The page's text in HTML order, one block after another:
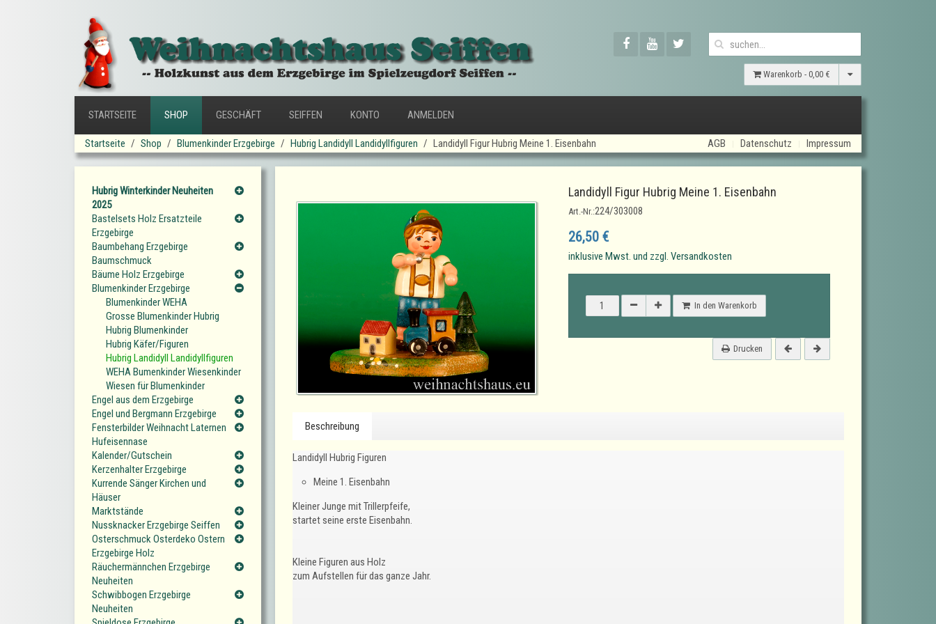
Warenkorb - 0,00 €
STARTSEITE SHOP GESCHÄFT SEIFFEN KONTO ANMELDEN
Startseite Shop Blumenkinder Erzgebirge Hubrig Landidyll Landidyllfiguren Landidyll Figur Hubrig Meine 1. Eisenbahn AGB Datenschutz Impressum
Landidyll Figur Hubrig Meine 1. Eisenbahn
Art.-Nr.:224/303008
26,50 €
inklusive Mwst. und zzgl. Versandkosten
In den Warenkorb
Drucken
Beschreibung
Landidyll Hubrig Figuren
Meine 1. Eisenbahn
Kleiner Junge mit Trillerpfeife,
startet seine erste Eisenbahn.
Kleine Figuren aus Holz
zum Aufstellen für das ganze Jahr.
Hubrig Winterkinder Neuheiten
2025
Bastelsets Holz Ersatzteile
Erzgebirge
Baumbehang Erzgebirge
Baumschmuck
Bäume Holz Erzgebirge
Blumenkinder Erzgebirge
Blumenkinder WEHA
Grosse Blumenkinder Hubrig
Hubrig Blumenkinder
Hubrig Käfer/Figuren
Hubrig Landidyll Landidyllfiguren
WEHA Bumenkinder Wiesenkinder
Wiesen für Blumenkinder
Engel aus dem Erzgebirge
Engel und Bergmann Erzgebirge
Fensterbilder Weihnacht Laternen
Hufeisennase
Kalender/Gutschein
Kerzenhalter Erzgebirge
Kurrende Sänger Kirchen und
Häuser
Marktstände
Nussknacker Erzgebirge Seiffen
Osterschmuck Osterdeko Ostern
Erzgebirge Holz
Räuchermännchen Erzgebirge
Neuheiten
Schwibbogen Erzgebirge
Neuheiten